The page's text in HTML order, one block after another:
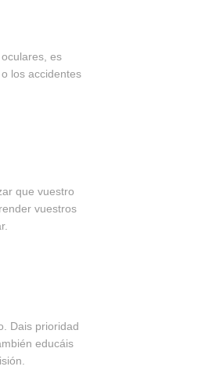
es
los accidentes
que vuestro
vuestros
Dais prioridad
educáis